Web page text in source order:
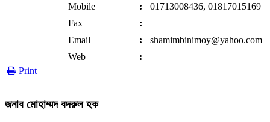
Mobile
:
01713008436, 01817015169
Fax
:
Email
:
shamimbinimoy@yahoo.com
Web
:
Print
জনাব মোহাম্মদ বদরুল হক